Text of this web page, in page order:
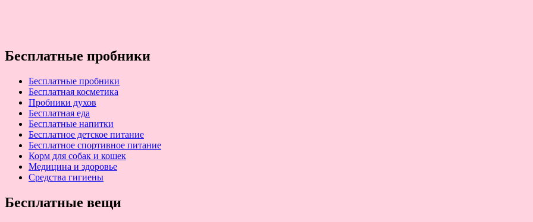
Бесплатные пробники
Бесплатные пробники
Бесплатная косметика
Пробники духов
Бесплатная еда
Бесплатные напитки
Бесплатное детское питание
Бесплатное спортивное питание
Корм для собак и кошек
Медицина и здоровье
Средства гигиены
Бесплатные вещи